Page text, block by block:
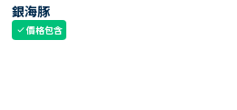
銀海豚
check價格包含